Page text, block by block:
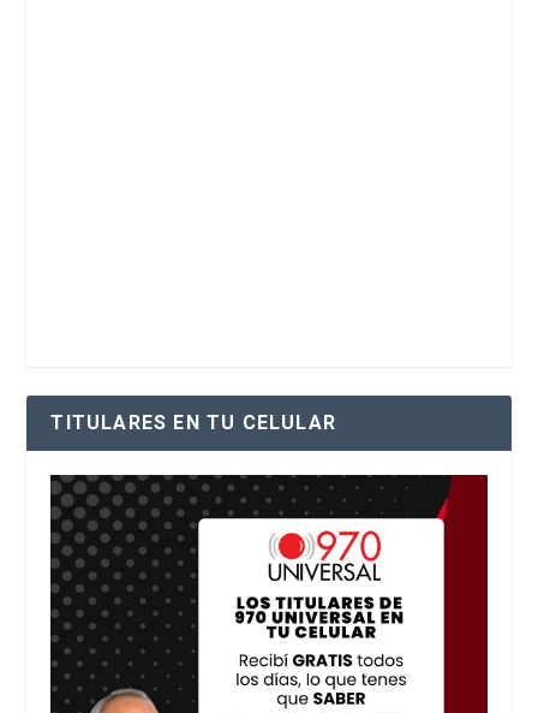
TITULARES EN TU CELULAR